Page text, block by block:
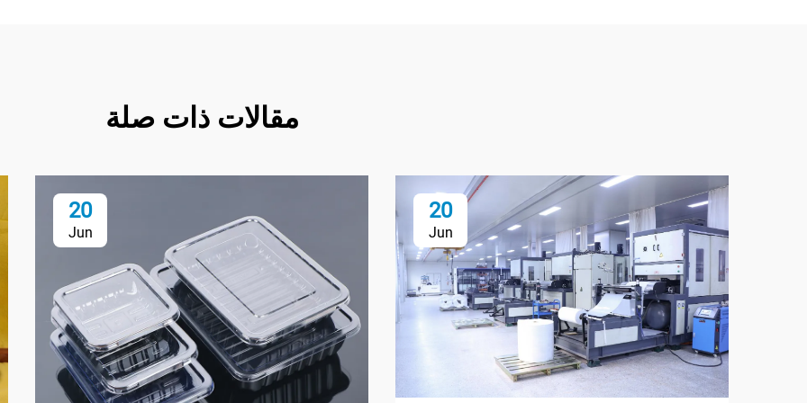
مقالات ذات صلة
20
Jun
20
Jun